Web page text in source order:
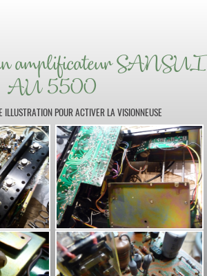
amplificateur SANSUI
AU 5500
ILLUSTRATION POUR ACTIVER LA VISIONNEUSE